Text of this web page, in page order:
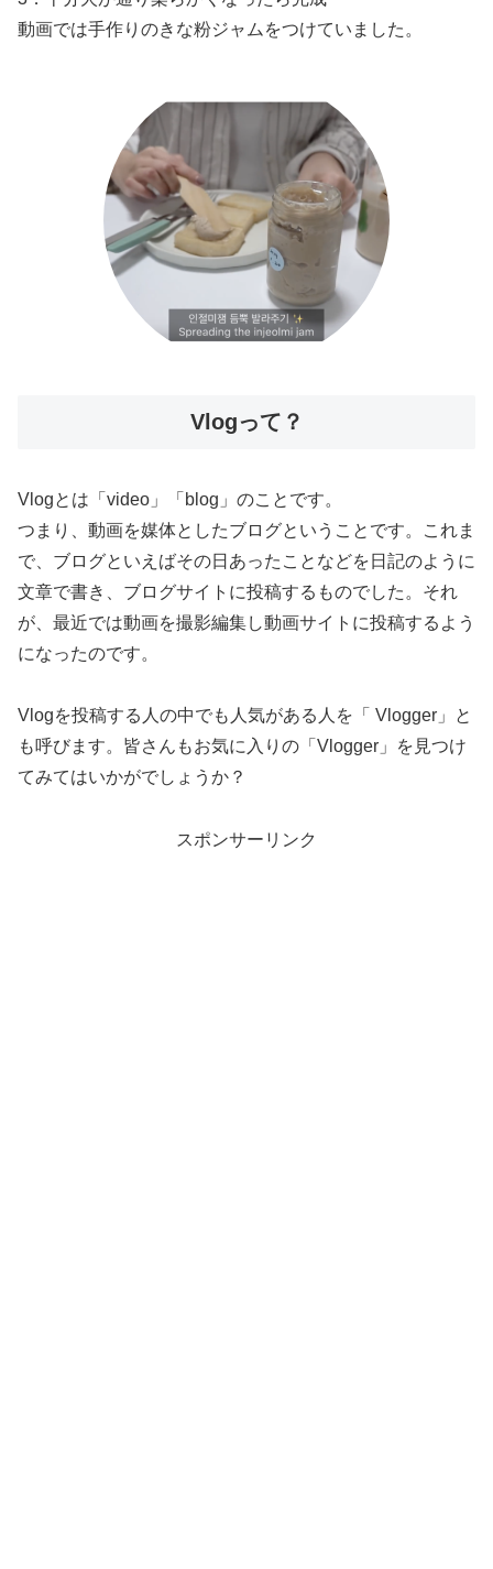
動画では手作りのきな粉ジャムをつけていました。
Vlogって？
Vlogとは「video」「blog」のことです。
つまり、動画を媒体としたブログということです。これま
で、ブログといえばその日あったことなどを日記のように
文章で書き、ブログサイトに投稿するものでした。それ
が、最近では動画を撮影編集し動画サイトに投稿するよう
になったのです。
Vlogを投稿する人の中でも人気がある人を「 Vlogger」と
も呼びます。皆さんもお気に入りの「Vlogger」を見つけ
てみてはいかがでしょうか？
スポンサーリンク